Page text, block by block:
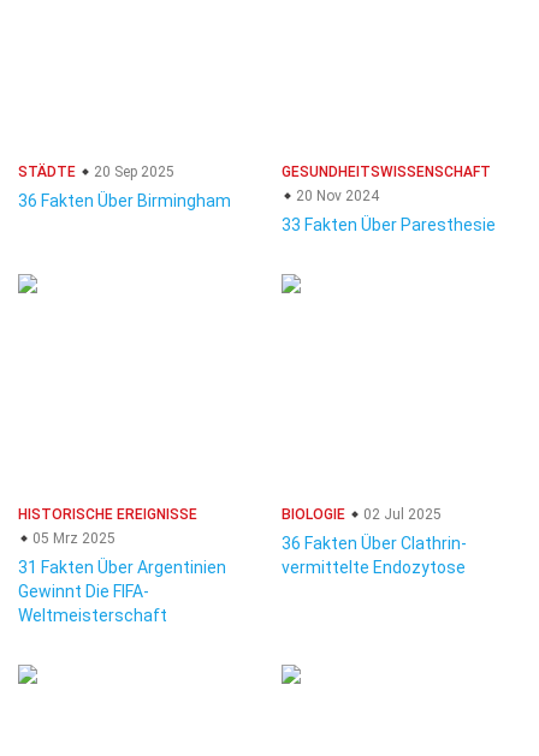
STÄDTE 20 Sep 2025
36 Fakten Über Birmingham
GESUNDHEITSWISSENSCHAFT
20 Nov 2024
33 Fakten Über Paresthesie
HISTORISCHE EREIGNISSE
05 Mrz 2025
31 Fakten Über Argentinien
Gewinnt Die FIFA-
Weltmeisterschaft
BIOLOGIE 02 Jul 2025
36 Fakten Über Clathrin-
vermittelte Endozytose